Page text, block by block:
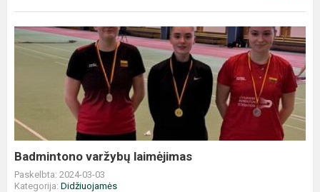
Badmintono
varžybų
laimėjimas
Badmintono varžybų laimėjimas
Paskelbta: 2024-03-03
Kategorija: Didžiuojamės